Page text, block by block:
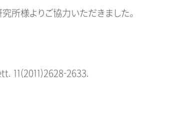
所様よりご協力いただきました。
11(2011)2628-2633.